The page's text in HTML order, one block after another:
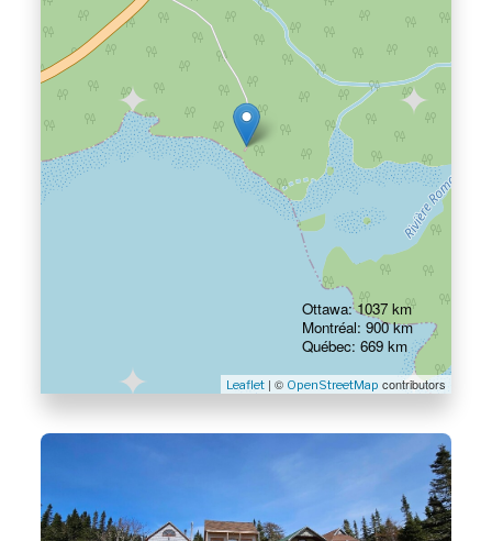
Leaflet| © OpenStreetMap contributors
Ottawa: 1037 km
Montréal: 900 km
Québec: 669 km